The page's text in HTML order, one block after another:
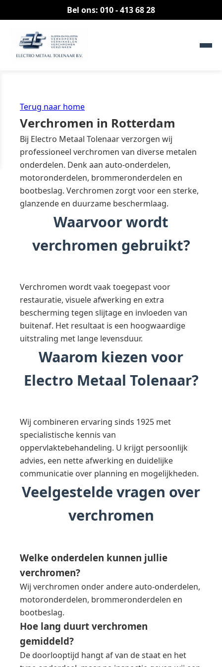
Bel ons: 010 - 413 68 28
Terug naar home
Verchromen in Rotterdam
Bij Electro Metaal Tolenaar verzorgen wij
professioneel verchromen van diverse metalen
onderdelen. Denk aan auto-onderdelen,
motoronderdelen, brommeronderdelen en
bootbeslag. Verchromen zorgt voor een sterke,
glanzende en duurzame beschermlaag.
Waarvoor wordt
verchromen gebruikt?
Verchromen wordt vaak toegepast voor
restauratie, visuele afwerking en extra
bescherming tegen slijtage en invloeden van
buitenaf. Het resultaat is een hoogwaardige
uitstraling met lange levensduur.
Waarom kiezen voor
Electro Metaal Tolenaar?
Wij combineren ervaring sinds 1925 met
specialistische kennis van
oppervlaktebehandeling. U krijgt persoonlijk
advies, een nette afwerking en duidelijke
communicatie over planning en mogelijkheden.
Veelgestelde vragen over
verchromen
Welke onderdelen kunnen jullie
verchromen?
Wij verchromen onder andere auto-onderdelen,
motoronderdelen, brommeronderdelen en
bootbeslag.
Hoe lang duurt verchromen
gemiddeld?
De doorlooptijd hangt af van de staat en het